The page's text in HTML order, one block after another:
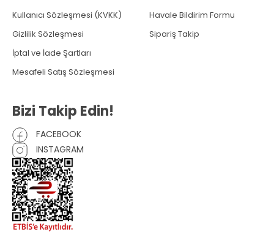
Kullanıcı Sözleşmesi (KVKK)
Gizlilik Sözleşmesi
İptal ve İade Şartları
Mesafeli Satış Sözleşmesi
Havale Bildirim Formu
Sipariş Takip
Bizi Takip Edin!
FACEBOOK
INSTAGRAM